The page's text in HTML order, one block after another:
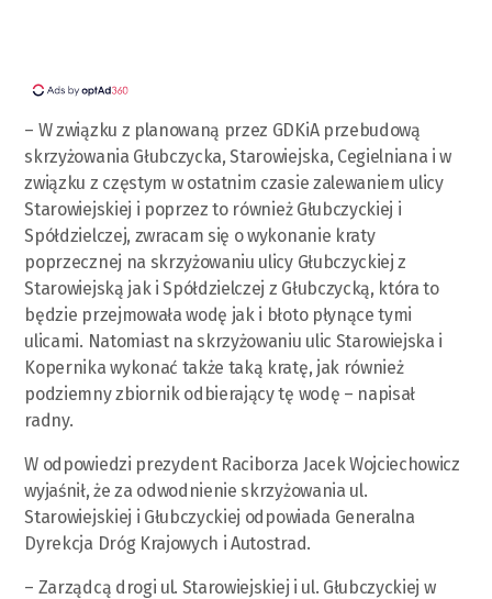
– W związku z planowaną przez GDKiA przebudową
skrzyżowania Głubczycka, Starowiejska, Cegielniana i w
związku z częstym w ostatnim czasie zalewaniem ulicy
Starowiejskiej i poprzez to również Głubczyckiej i
Spółdzielczej, zwracam się o wykonanie kraty
poprzecznej na skrzyżowaniu ulicy Głubczyckiej z
Starowiejską jak i Spółdzielczej z Głubczycką, która to
będzie przejmowała wodę jak i błoto płynące tymi
ulicami. Natomiast na skrzyżowaniu ulic Starowiejska i
Kopernika wykonać także taką kratę, jak również
podziemny zbiornik odbierający tę wodę – napisał
radny.
W odpowiedzi prezydent Raciborza Jacek Wojciechowicz
wyjaśnił, że za odwodnienie skrzyżowania ul.
Starowiejskiej i Głubczyckiej odpowiada Generalna
Dyrekcja Dróg Krajowych i Autostrad.
– Zarządcą drogi ul. Starowiejskiej i ul. Głubczyckiej w